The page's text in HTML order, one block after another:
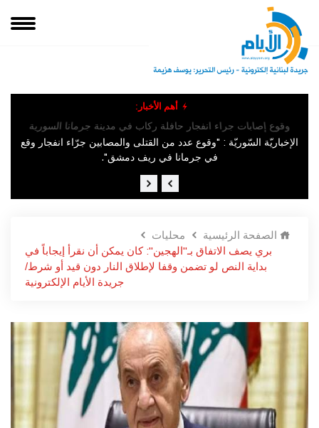
أهم الأخبار:
الإخباريّة السّوريّة : "وقوع عدد من القتلى والمصابين جرّاء انفجار وقع
وقوع إصابات جراء انفجار حافلة ركاب في مدينة جرمانا السورية
الصفحة الرئيسية
محليات
بري يصف الاتفاق بـ"الهجين": كان يمكن أن نقرأ إيجاباً في
بداية النص لو تضمن وقفا لإطلاق النار دون قيد أو شرط/
جريدة الأيام الإلكترونية